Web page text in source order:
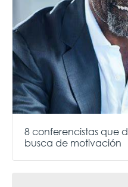
8 conferencistas que
busca de motivación